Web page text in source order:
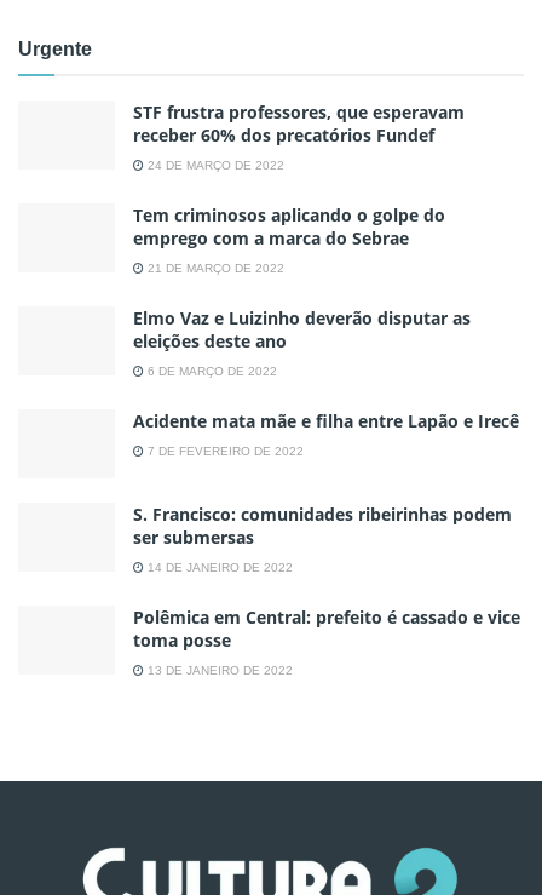
Urgente
STF frustra professores, que esperavam
receber 60% dos precatórios Fundef
24 DE MARÇO DE 2022
Tem criminosos aplicando o golpe do
emprego com a marca do Sebrae
21 DE MARÇO DE 2022
Elmo Vaz e Luizinho deverão disputar as
eleições deste ano
6 DE MARÇO DE 2022
Acidente mata mãe e filha entre Lapão e Irecê
7 DE FEVEREIRO DE 2022
S. Francisco: comunidades ribeirinhas podem
ser submersas
14 DE JANEIRO DE 2022
Polêmica em Central: prefeito é cassado e vice
toma posse
13 DE JANEIRO DE 2022